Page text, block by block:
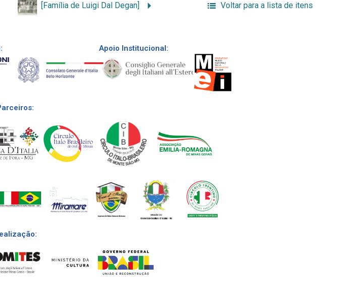
[Família de Luigi Dal Degan] Voltar para a lista de itens
Apoio Institucional: